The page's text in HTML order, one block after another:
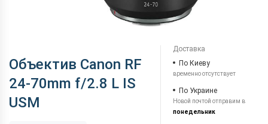
Объектив Canon RF
24-70mm f/2.8 L IS
USM
Доставка
По Киеву
временно отсутствует
По Украине
Новой почтой отправим в
понедельник